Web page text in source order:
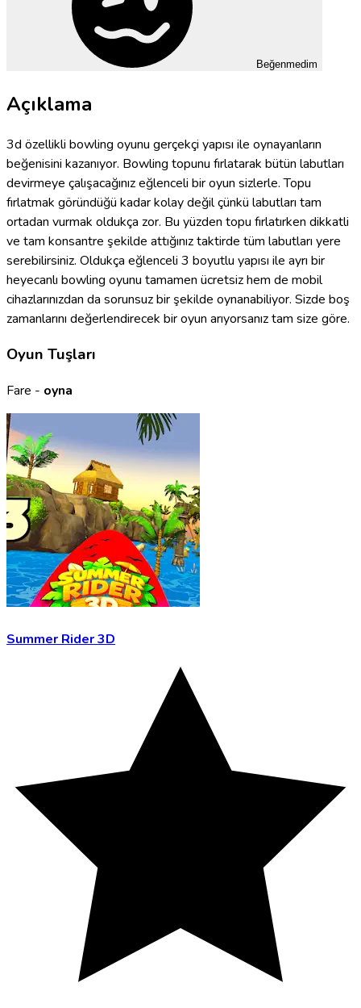
Beğenmedim
Açıklama
3d özellikli bowling oyunu gerçekçi yapısı ile oynayanların
beğenisini kazanıyor. Bowling topunu fırlatarak bütün labutları
devirmeye çalışacağınız eğlenceli bir oyun sizlerle. Topu
fırlatmak göründüğü kadar kolay değil çünkü labutları tam
ortadan vurmak oldukça zor. Bu yüzden topu fırlatırken dikkatli
ve tam konsantre şekilde attığınız taktirde tüm labutları yere
serebilirsiniz. Oldukça eğlenceli 3 boyutlu yapısı ile ayrı bir
heyecanlı bowling oyunu tamamen ücretsiz hem de mobil
cihazlarınızdan da sorunsuz bir şekilde oynanabiliyor. Sizde boş
zamanlarını değerlendirecek bir oyun arıyorsanız tam size göre.
Oyun Tuşları
Fare - oyna
Summer Rider 3D